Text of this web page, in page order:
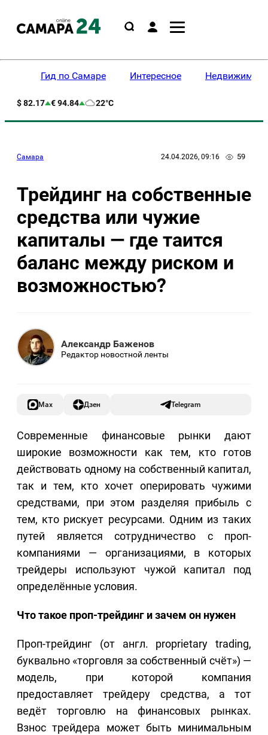
Гид по Самаре Интересное
$ 82.17 € 94.84 22°C
Самара 24.04.2026, 09:16 59
Трейдинг на собственные
средства или чужие
капиталы — где таится
баланс между риском и
возможностью?
Александр Баженов
Редактор новостной ленты
Max Дзен Telegram
Современные финансовые рынки дают
широкие возможности как тем, кто готов
действовать одному на собственный капитал,
так и тем, кто хочет оперировать чужими
средствами, при этом разделяя прибыль с
тем, кто рискует ресурсами. Одним из таких
путей является сотрудничество с проп-
компаниями — организациями, в которых
трейдеры используют чужой капитал под
определённые условия.
Что такое проп-трейдинг и зачем он нужен
Проп-трейдинг (от англ. proprietary trading,
буквально «торговля за собственный счёт») —
модель, при которой компания
предоставляет трейдеру средства, а тот
ведёт торговлю на финансовых рынках.
Взнос трейдера может быть минимальным